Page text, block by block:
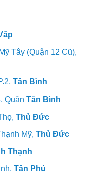
Tây (Quận 12 Cũ),
Tân Bình
Quận Tân Bình
Thủ Đức
Mỹ, Thủ Đức
Thạnh
Tân Phú